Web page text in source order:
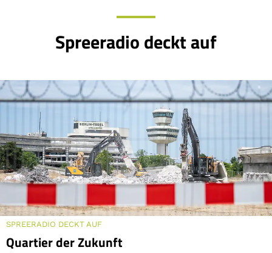
Spreeradio deckt auf
SPREERADIO DECKT AUF
Quartier der Zukunft